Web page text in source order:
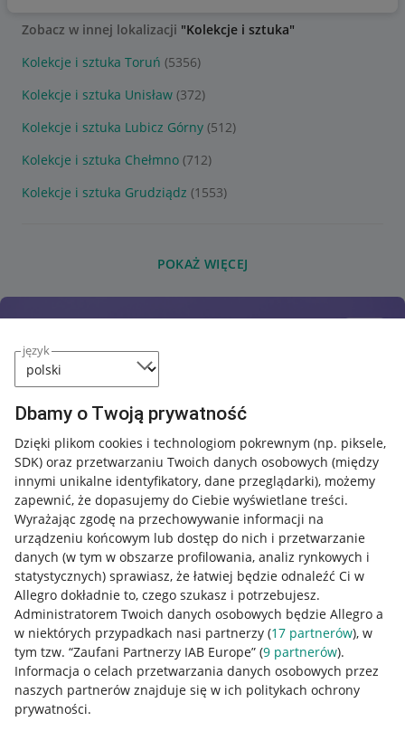
język
Dbamy o Twoją prywatność
Dzięki plikom cookies i technologiom pokrewnym (np. piksele,
SDK) oraz przetwarzaniu Twoich danych osobowych (między
innymi unikalne identyfikatory, dane przeglądarki), możemy
zapewnić, że dopasujemy do Ciebie wyświetlane treści.
Wyrażając zgodę na przechowywanie informacji na
urządzeniu końcowym lub dostęp do nich i przetwarzanie
danych (w tym w obszarze profilowania, analiz rynkowych i
statystycznych) sprawiasz, że łatwiej będzie odnaleźć Ci w
Allegro dokładnie to, czego szukasz i potrzebujesz.
Administratorem Twoich danych osobowych będzie Allegro a
w niektórych przypadkach nasi partnerzy (17 partnerów), w
tym tzw. “Zaufani Partnerzy IAB Europe” (9 partnerów).
Informacja o celach przetwarzania danych osobowych przez
naszych partnerów znajduje się w ich politykach ochrony
prywatności.
Zobacz w innej lokalizacji "Kolekcje i sztuka"
Kolekcje i sztuka Toruń (5356)
Kolekcje i sztuka Unisław (372)
Kolekcje i sztuka Lubicz Górny (512)
Kolekcje i sztuka Chełmno (712)
Kolekcje i sztuka Grudziądz (1553)
POKAŻ WIĘCEJ
Przydatne informacje
Jak to działa